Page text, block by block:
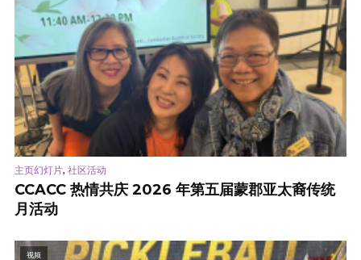
主页幻灯片, 社区活动
CCACC 热情共庆 2026 年第五届蒙郡亚太裔传统
月活动
视频